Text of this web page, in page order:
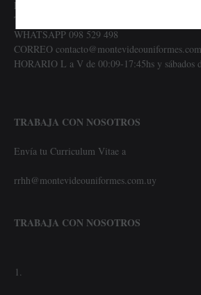
Paullier
TELÉFONO 24015020
WHATSAPP 098 529 498
CORREO
HORARIO L a V de 00:09-17:45hs y sábados
TRABAJA CON NOSOTROS
Envía tu Curriculum Vitae a
rrhh@montevideouniformes.com.uy
TRABAJA CON NOSOTROS